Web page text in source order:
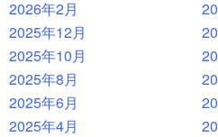
2026年2月
2025年12月
2025年10月
2025年8月
2025年6月
2025年4月